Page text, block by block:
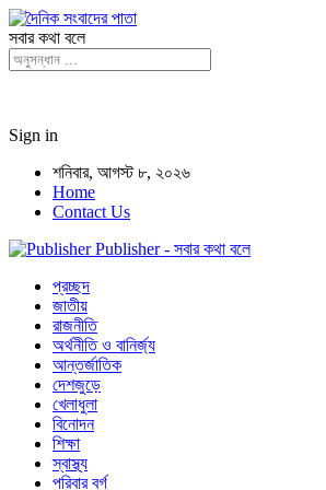
সবার কথা বলে
Sign in
শনিবার, আগস্ট ৮, ২০২৬
Home
Contact Us
Publisher - সবার কথা বলে
প্রচ্ছদ
জাতীয়
রাজনীতি
অর্থনীতি ও বানির্জ্য
আন্তর্জাতিক
দেশজুড়ে
খেলাধুলা
বিনোদন
শিক্ষা
স্বাস্থ্য
পরিবার বর্গ